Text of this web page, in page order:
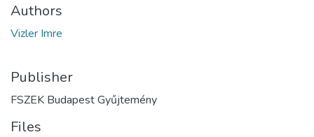
Authors
Vizler Imre
Publisher
FSZEK Budapest Gyűjtemény
Files